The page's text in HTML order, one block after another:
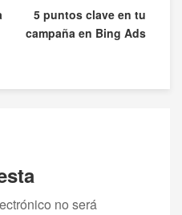
5 puntos clave en tu
campaña en Bing Ads
no será